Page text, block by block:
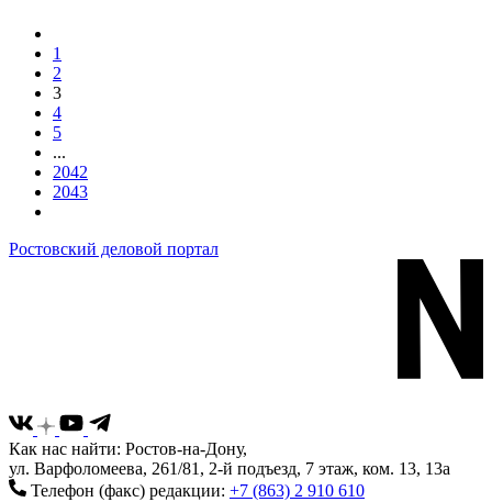
1
2
3
4
5
...
2042
2043
Ростовский деловой портал
Как нас найти: Ростов-на-Дону,
ул. Варфоломеева, 261/81, 2-й подъезд, 7 этаж, ком. 13, 13а
Телефон (факс) редакции: +7 (863) 2 910 610